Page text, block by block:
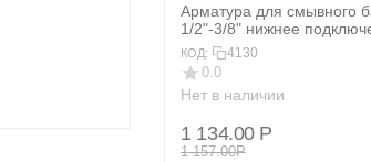
Арматура для смывного
1/2"-3/8" нижнее
NOVA PLASTIK
КОД: 4130
0.0
Нет в наличии
1 134.00 Р
1 157.00Р